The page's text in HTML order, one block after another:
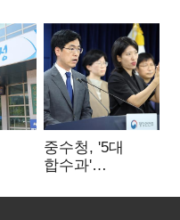
…
중수청, '5대
합수과'
수사·기소